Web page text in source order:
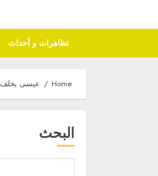
تظاهرات و أحداث
Home عيسى يخلف
البحث